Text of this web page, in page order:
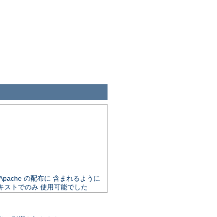
の配布に 含まれるように
ストでのみ 使用可能でした